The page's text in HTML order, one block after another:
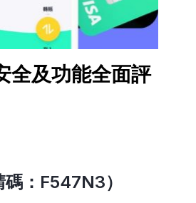
全及功能全面評
：F547N3）